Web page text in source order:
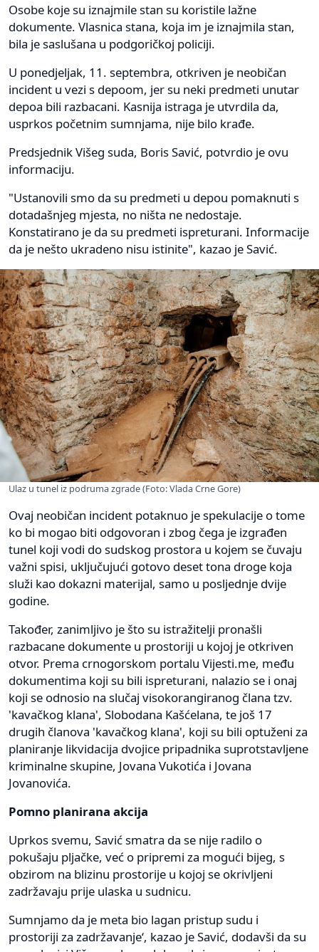
Osobe koje su iznajmile stan su koristile lažne
dokumente. Vlasnica stana, koja im je iznajmila stan,
bila je saslušana u podgoričkoj policiji.
U ponedjeljak, 11. septembra, otkriven je neobičan
incident u vezi s depoom, jer su neki predmeti unutar
depoa bili razbacani. Kasnija istraga je utvrdila da,
usprkos početnim sumnjama, nije bilo krađe.
Predsjednik Višeg suda, Boris Savić, potvrdio je ovu
informaciju.
"Ustanovili smo da su predmeti u depou pomaknuti s
dotadašnjeg mjesta, no ništa ne nedostaje.
Konstatirano je da su predmeti ispreturani. Informacije
da je nešto ukradeno nisu istinite", kazao je Savić.
Ulaz u tunel iz podruma zgrade (Foto: Vlada Crne Gore)
Ovaj neobičan incident potaknuo je spekulacije o tome
ko bi mogao biti odgovoran i zbog čega je izgrađen
tunel koji vodi do sudskog prostora u kojem se čuvaju
važni spisi, uključujući gotovo deset tona droge koja
služi kao dokazni materijal, samo u posljednje dvije
godine.
Također, zanimljivo je što su istražitelji pronašli
razbacane dokumente u prostoriji u kojoj je otkriven
otvor. Prema crnogorskom portalu Vijesti.me, među
dokumentima koji su bili ispreturani, nalazio se i onaj
koji se odnosio na slučaj visokorangiranog člana tzv.
'kavačkog klana', Slobodana Kašćelana, te još 17
drugih članova 'kavačkog klana', koji su bili optuženi za
planiranje likvidacija dvojice pripadnika suprotstavljene
kriminalne skupine, Jovana Vukotića i Jovana
Jovanovića.
Pomno planirana akcija
Uprkos svemu, Savić smatra da se nije radilo o
pokušaju pljačke, već o pripremi za mogući bijeg, s
obzirom na blizinu prostorije u kojoj se okrivljeni
zadržavaju prije ulaska u sudnicu.
Sumnjamo da je meta bio lagan pristup sudu i
prostoriji za zadržavanje‘, kazao je Savić, dodavši da su